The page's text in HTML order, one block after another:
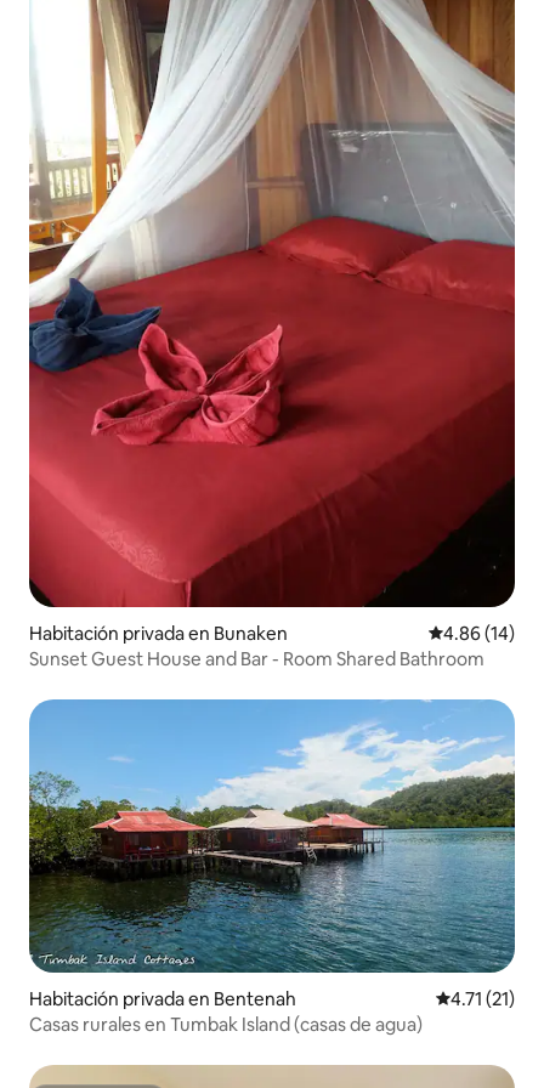
Habitación privada en Bunaken Calificación
4.86 (14)
Sunset Guest House and Bar - Room Shared Bathroom
Habitación privada en Bentenah Calificación
4.71 (21)
Casas rurales en Tumbak Island (casas de agua)